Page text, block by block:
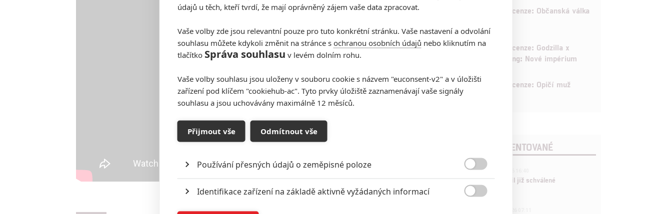
Podklady a foto: Reason8
Recenze: Občanská válka
6
Recenze: Godzilla x
Kong: Nové impérium
8 Recenze: Opičí muž
POSLEDNÍ KOMENTOVANÉ
3 ČLÁNEK | 01.08.2026 16:40
Marvel nečekaně zrušil již schválené
pokračování
údajů u těch, kteří tvrdí, že mají oprávněný zájem vaše data zpracovat.
Vaše volby zde jsou relevantní pouze pro tuto konkrétní stránku. Vaše nastavení a odvolání
souhlasu můžete kdykoli změnit na stránce s ochranou osobních údajů nebo kliknutím na
tlačítko Správa souhlasu v levém dolním rohu.
Vaše volby souhlasu jsou uloženy v souboru cookie s názvem "euconsent-v2" a v úložišti
zařízení pod klíčem "cookiehub-ac". Tyto prvky úložiště zaznamenávají vaše signály
souhlasu a jsou uchovávány maximálně 12 měsíců.
Přijmout vše Odmítnout vše
Používání přesných údajů o zeměpisné poloze
Identifikace zařízení na základě aktivně vyžádaných informací